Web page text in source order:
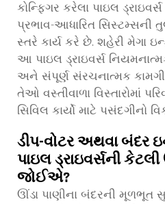
કોન્ફિગર કરેલા પાઇલ
પ્રભાવ-આધારિત સિસ્ટમ્સની
સ્તરે કાર્ય કરે છે. શહેરી મેગા
આ પાઇલ ડ્રાઇવર્સ
અને સંપૂર્ણ સંરચનાત્મક
તેઓ વસ્તીવાળા વિસ્તારોમાં
સિવિલ કાર્યો માટે પસંદગીનો
ડીપ-વોટર અથવા બંદર
પાઇલ ડ્રાઇવર્સની કેટલી
જોઈએ?
ઊંડા પાણીના બંદરની મૂળભૂત